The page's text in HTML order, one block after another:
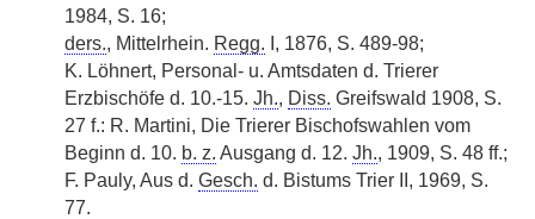
1984, S. 16;
ders., Mittelrhein. Regg. I, 1876, S. 489-98;
K. Löhnert, Personal- u. Amtsdaten d. Trierer
Erzbischöfe d. 10.-15. Jh., Diss. Greifswald 1908, S.
27 f.: R. Martini, Die Trierer Bischofswahlen vom
Beginn d. 10. b. z. Ausgang d. 12. Jh., 1909, S. 48 ff.;
F. Pauly, Aus d. Gesch. d. Bistums Trier II, 1969, S.
77.